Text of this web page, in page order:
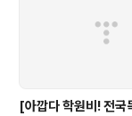
[아깝다 학원비! 전국